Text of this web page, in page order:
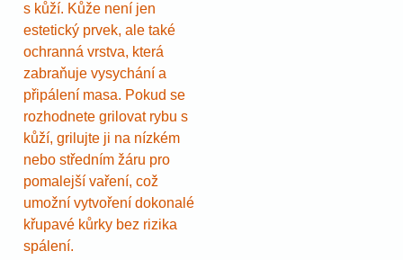
s kůží. Kůže není jen
estetický prvek, ale také
ochranná vrstva, která
zabraňuje vysychání a
připálení masa. Pokud se
rozhodnete grilovat rybu s
kůží, grilujte ji na nízkém
nebo středním žáru pro
pomalejší vaření, což
umožní vytvoření dokonalé
křupavé kůrky bez rizika
spálení.